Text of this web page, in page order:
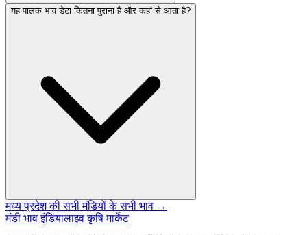
यह पालक भाव डेटा कितना पुराना है और कहां से आता है?
मध्य प्रदेश की सभी मंडियों के सभी भाव →
मंडी भाव इंडियालाइव कृषि मार्केट